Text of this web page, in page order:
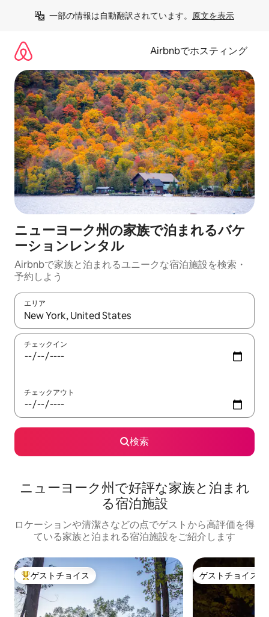
一部の情報は自動翻訳されています。 原文を表示
Airbnbでホスティング
ニューヨーク州の家族で泊まれるバケ
ーションレンタル
Airbnbで家族と泊まれるユニークな宿泊施設を検索・
予約しよう
エリア
検索結果が表示されたら、上下の矢印キーを使って移動するか
チェックイン
チェックアウト
検索
ニューヨーク州で好評な家族と泊まれ
る宿泊施設
ロケーションや清潔さなどの点でゲストから高評価を得
ている家族と泊まれる宿泊施設をご紹介します
大好評のゲストチョイスです。
ゲストチョイス ゲストチョイス
ゲストチョイス